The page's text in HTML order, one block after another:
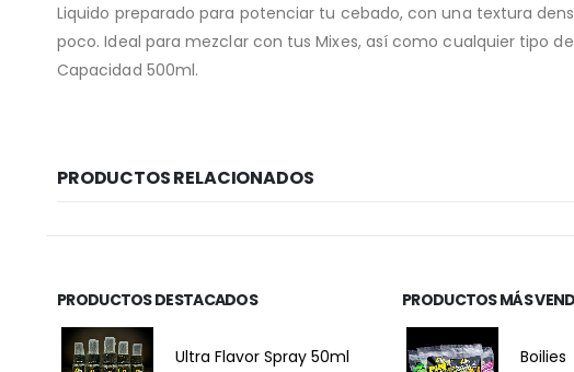
Liquido preparado para potenciar tu cebado, con una textura
poco. Ideal para mezclar con tus Mixes, así como cualquier tipo
Capacidad 500ml.
PRODUCTOS RELACIONADOS
PRODUCTOS DESTACADOS
Ultra Flavor Spray 50ml
PRODUCTOS MÁS
Boilies